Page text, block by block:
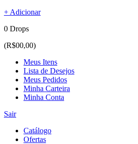
+ Adicionar
0 Drops
(R$00,00)
Meus Itens
Lista de Desejos
Meus Pedidos
Minha Carteira
Minha Conta
Sair
Catálogo
Ofertas